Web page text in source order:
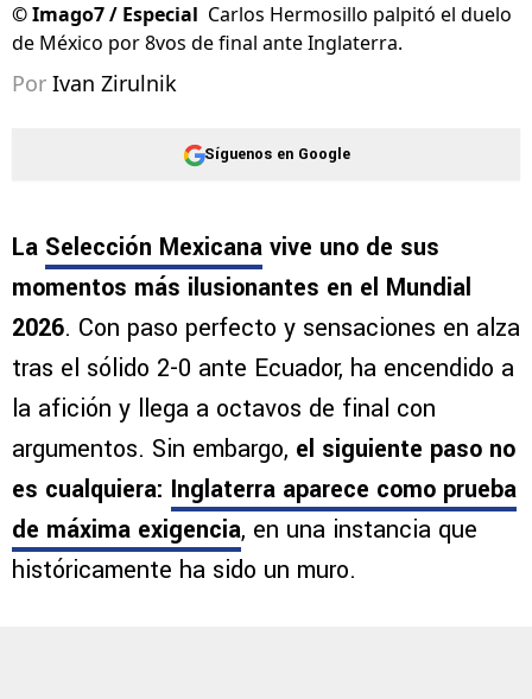
©Imago7 / Especial Carlos Hermosillo palpitó el duelo
de México por 8vos de final ante Inglaterra.
Por Ivan Zirulnik
Síguenos en Google
La Selección Mexicana vive uno de sus
momentos más ilusionantes en el Mundial
2026. Con paso perfecto y sensaciones en alza
tras el sólido 2-0 ante Ecuador, ha encendido a
la afición y llega a octavos de final con
argumentos. Sin embargo, el siguiente paso no
es cualquiera: Inglaterra aparece como prueba
de máxima exigencia, en una instancia que
históricamente ha sido un muro.